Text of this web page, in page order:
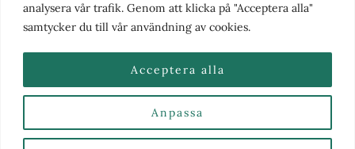
analysera vår trafik. Genom att klicka på "Acceptera alla"
samtycker du till vår användning av cookies.
Anpassa
Acceptera alla
berättelser och engagemang. KalmarPosten grundades 1988 och
fick nya ägare 2025.
Nyhetstips eller frågor?Kontakta oss
2026 | Kalmarposten.se |Se alla Kategorier & Ämnen